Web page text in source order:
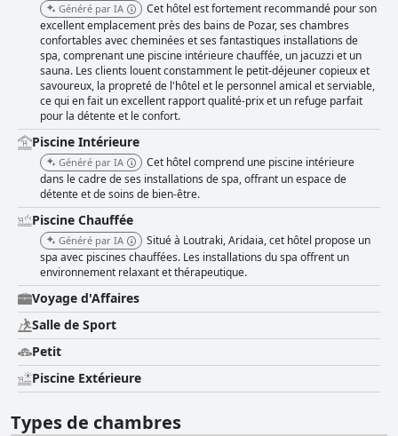
Généré par IA
Cet hôtel est fortement recommandé pour son
excellent emplacement près des bains de Pozar, ses chambres
confortables avec cheminées et ses fantastiques installations de
spa, comprenant une piscine intérieure chauffée, un jacuzzi et un
sauna. Les clients louent constamment le petit-déjeuner copieux et
savoureux, la propreté de l'hôtel et le personnel amical et serviable,
ce qui en fait un excellent rapport qualité-prix et un refuge parfait
pour la détente et le confort.
Piscine Intérieure
Généré par IA
Cet hôtel comprend une piscine intérieure
dans le cadre de ses installations de spa, offrant un espace de
détente et de soins de bien-être.
Piscine Chauffée
Généré par IA
Situé à Loutraki, Aridaia, cet hôtel propose un
spa avec piscines chauffées. Les installations du spa offrent un
environnement relaxant et thérapeutique.
Voyage d'Affaires
Salle de Sport
Petit
Piscine Extérieure
Types de chambres